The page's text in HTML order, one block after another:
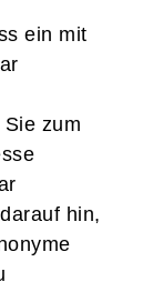
ein mit
zum
hin,